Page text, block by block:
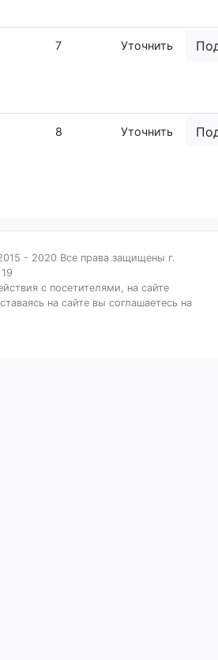
7 Уточнить
8 Уточнить
- 2020 Все права защищены г.
с посетителями, на сайте
на сайте вы соглашаетесь на